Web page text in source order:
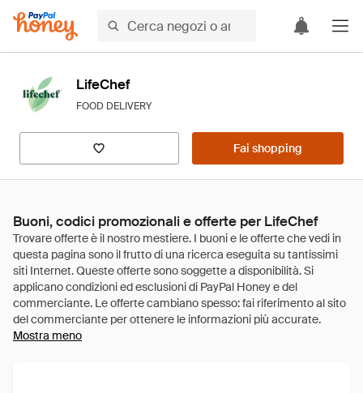
LifeChef
FOOD DELIVERY
Fai shopping
Buoni, codici promozionali e offerte per LifeChef
Mostra meno